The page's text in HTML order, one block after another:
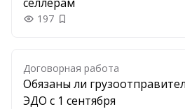
197 Добавить в закладки
Договорная работа
Обязаны ли
ЭДО с 1 сентября